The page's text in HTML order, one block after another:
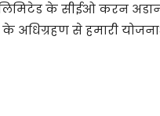
लिमिटेड के सीईओ करन
से हमारी